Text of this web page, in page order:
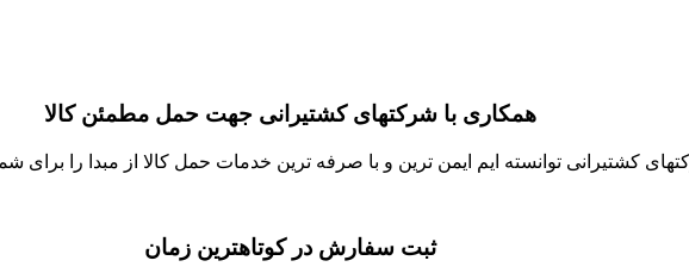
همکاری با شرکتهای کشتیرانی جهت حمل مطمئن کالا
کشتیرانی توانسته ایم ایمن ترین و با صرفه ترین خدمات حمل کالا از مبدا را برای
ثبت سفارش در کوتاهترین زمان